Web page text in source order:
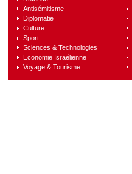
Antisémitisme
Diplomatie
Culture
Sport
Sciences & Technologies
Economie Israélienne
Voyage & Tourisme